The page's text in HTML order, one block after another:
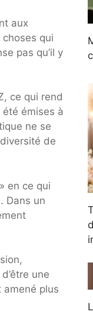
aux
qui
pas qu’il y
ce qui rend
émises à
ne se
de
en ce qui
Dans un
une
amené plus